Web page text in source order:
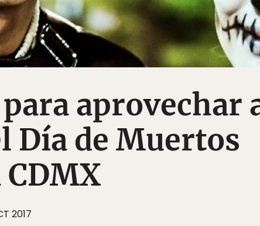
aprovechar
Día de Muertos
CDMX
2017